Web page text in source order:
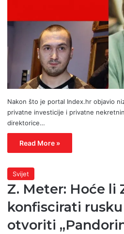
Nakon što je portal Index.hr objavio
privatne investicije i privatne
direktorice…
Read More »
Svijet
Z. Meter: Hoće li
konfiscirati
otvoriti